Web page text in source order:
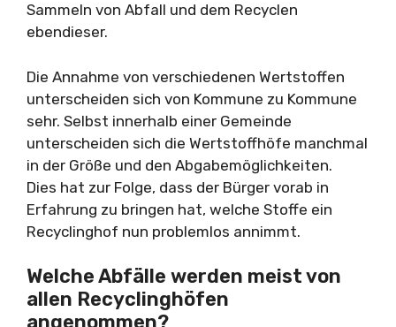
Sammeln von Abfall und dem Recyclen
ebendieser.
Die Annahme von verschiedenen Wertstoffen
unterscheiden sich von Kommune zu Kommune
sehr. Selbst innerhalb einer Gemeinde
unterscheiden sich die Wertstoffhöfe manchmal
in der Größe und den Abgabemöglichkeiten.
Dies hat zur Folge, dass der Bürger vorab in
Erfahrung zu bringen hat, welche Stoffe ein
Recyclinghof nun problemlos annimmt.
Welche Abfälle werden meist von
allen Recyclinghöfen
angenommen?